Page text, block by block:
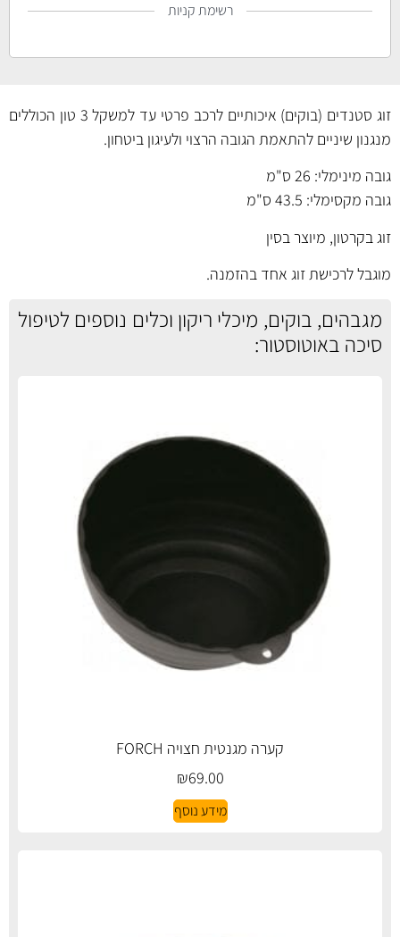
רשימת קניות
זוג סטנדים (בוקים) איכותיים לרכב פרטי עד למשקל 3 טון הכוללים
מנגנון שיניים להתאמת הגובה הרצוי ולעיגון ביטחון.
גובה מינימלי: 26 ס"מ
גובה מקסימלי: 43.5 ס"מ
זוג בקרטון, מיוצר בסין
מוגבל לרכישת זוג אחד בהזמנה.
מגבהים, בוקים, מיכלי ריקון וכלים נוספים לטיפול
סיכה באוטוסטור:
קערה מגנטית חצויה FORCH
₪69.00
מידע נוסף